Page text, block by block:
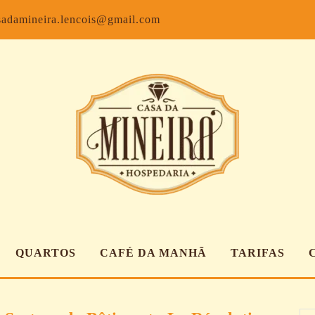
QUARTOS CAFÉ DA MANHÃ TARIFAS